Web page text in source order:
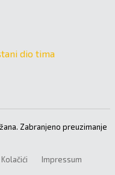
dio tima
Zabranjeno preuzimanje
Kolačići Impressum